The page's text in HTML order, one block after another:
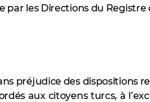
les Directions du Registre
préjudice des dispositions
aux citoyens turcs, à